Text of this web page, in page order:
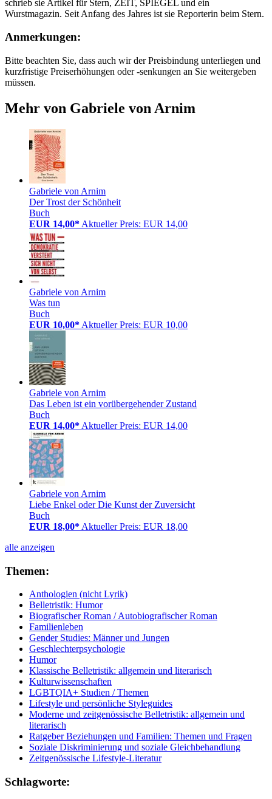
schrieb sie Artikel für Stern, ZEIT, SPIEGEL und ein
Wurstmagazin. Seit Anfang des Jahres ist sie Reporterin beim Stern.
Anmerkungen:
Bitte beachten Sie, dass auch wir der Preisbindung unterliegen und
kurzfristige Preiserhöhungen oder -senkungen an Sie weitergeben
müssen.
Mehr von Gabriele von Arnim
Gabriele von Arnim
Der Trost der Schönheit
Buch
EUR 14,00* Aktueller Preis: EUR 14,00
Gabriele von Arnim
Was tun
Buch
EUR 10,00* Aktueller Preis: EUR 10,00
Gabriele von Arnim
Das Leben ist ein vorübergehender Zustand
Buch
EUR 14,00* Aktueller Preis: EUR 14,00
Gabriele von Arnim
Liebe Enkel oder Die Kunst der Zuversicht
Buch
EUR 18,00* Aktueller Preis: EUR 18,00
alle anzeigen
Themen:
Anthologien (nicht Lyrik)
Belletristik: Humor
Biografischer Roman / Autobiografischer Roman
Familienleben
Gender Studies: Männer und Jungen
Geschlechterpsychologie
Humor
Klassische Belletristik: allgemein und literarisch
Kulturwissenschaften
LGBTQIA+ Studien / Themen
Lifestyle und persönliche Styleguides
Moderne und zeitgenössische Belletristik: allgemein und
literarisch
Ratgeber Beziehungen und Familien: Themen und Fragen
Soziale Diskriminierung und soziale Gleichbehandlung
Zeitgenössische Lifestyle-Literatur
Schlagworte: